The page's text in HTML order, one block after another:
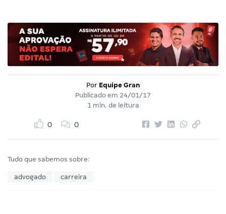
Por Equipe Gran
Publicado em 24/01/17
1 min. de leitura
0 0
Tudo que sabemos sobre:
advogado carreira